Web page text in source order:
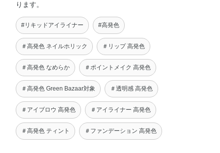
ります。
#リキッドアイライナー #高発色
＃高発色 ネイルホリック ＃リップ 高発色
＃高発色 なめらか ＃ポイントメイク 高発色
＃高発色 Green Bazaar対象 ＃透明感 高発色
＃アイブロウ 高発色 ＃アイライナー 高発色
＃高発色 ティント ＃ファンデーション 高発色